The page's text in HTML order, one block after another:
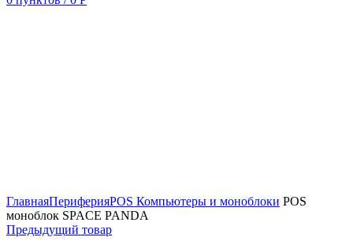
ГлавнаяПериферияPOS Компьютеры и моноблоки POS
моноблок SPACE PANDA
Предыдущий товар